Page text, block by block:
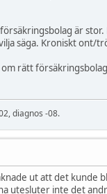
är
säga. Kroniskt
om rätt
diagnos -08.
ut att det
utesluter inte det